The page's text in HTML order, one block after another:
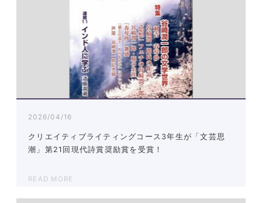
2026/04/16
クリエイティブライティングコース3年生が「文芸思
潮」第21回現代詩賞奨励賞を受賞！
READ MORE